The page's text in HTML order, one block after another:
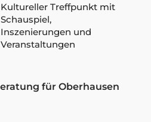
Kultureller Treffpunkt mit
Schauspiel,
Inszenierungen und
Veranstaltungen
für Oberhausen